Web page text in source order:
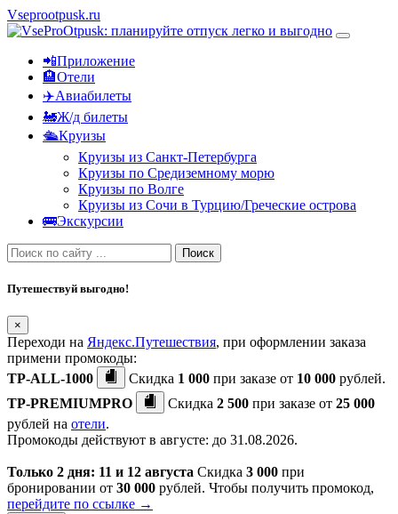
Vseprootpusk.ru
📲Приложение
🏨Отели
✈️Авиабилеты
🚂Ж/д билеты
🛳Круизы
Круизы из Санкт-Петербурга
Круизы по Средиземному морю
Круизы по Волге
Круизы из Сочи в Турцию/Греческие острова
🚌Экскурсии
Поиск
Путешествуй выгодно!
×
Переходи на Яндекс.Путешествия, при оформлении заказа
примени промокоды:
TP-ALL-1000
Скидка 1 000 при заказе от 10 000 рублей.
TP-PREMIUMPRO
Скидка 2 500 при заказе от 25 000
рублей на отели.
Промокоды действуют в августе: до 31.08.2026.
Только 2 дня: 11 и 12 августа Скидка 3 000 при
бронировании от 30 000 рублей. Чтобы получить промокод,
перейдите по ссылке →